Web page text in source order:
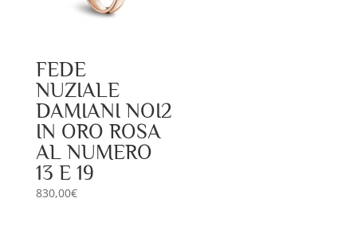
FEDE
NUZIALE
DAMIANI NOI2
IN ORO ROSA
AL NUMERO
13 E 19
830,00€